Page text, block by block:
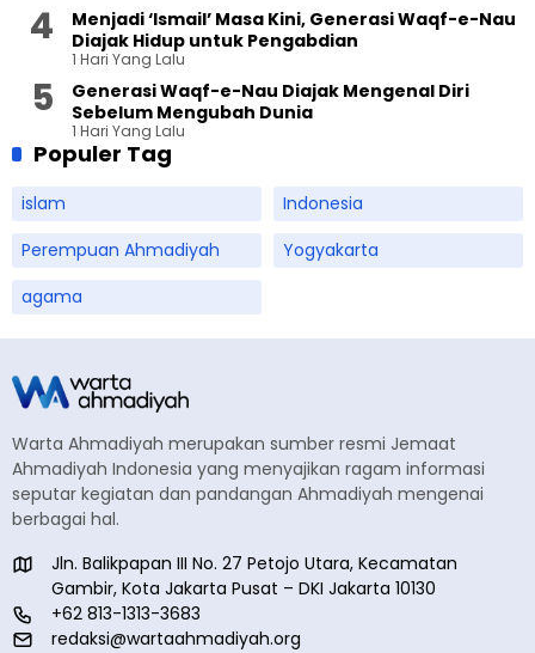
Menjadi ‘Ismail’ Masa Kini, Generasi Waqf-e-Nau
Diajak Hidup untuk Pengabdian
1 Hari Yang Lalu
Generasi Waqf-e-Nau Diajak Mengenal Diri
Sebelum Mengubah Dunia
1 Hari Yang Lalu
Populer Tag
islam
Indonesia
Perempuan Ahmadiyah
Yogyakarta
agama
Warta Ahmadiyah merupakan sumber resmi Jemaat
Ahmadiyah Indonesia yang menyajikan ragam informasi
seputar kegiatan dan pandangan Ahmadiyah mengenai
berbagai hal.
Jln. Balikpapan III No. 27 Petojo Utara, Kecamatan
Gambir, Kota Jakarta Pusat – DKI Jakarta 10130
+62 813-1313-3683
redaksi@wartaahmadiyah.org